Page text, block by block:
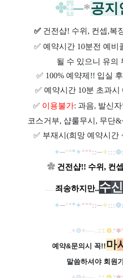
✤‡─*공지
✅ 건전샵! 수위, 컨셉,복
✅ 예약시간 10분전 예비
될 수 있으니 유의
✅ 100% 예약제!! 입실
✅ 예약시간 10분 초과
✅ 이용불가: 과음, 발신
코스거부, 샵룰무시, 무단
✅ 부재시(희망 예약시간
✦─ **✦***::─✧::: ❁
✿ 건전샵!! 수위, 컨
죄송하지만..수신
✦─ **✦***::─✧::: ❁
. ✧❂✧──..‡‡.❂.*✲*
예약&문의시 꼭!!마
말씀하셔야 회원